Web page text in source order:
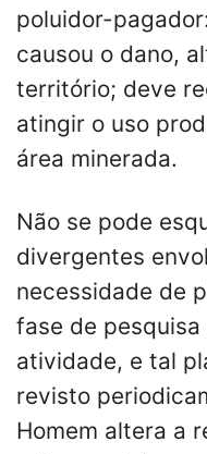
poluidor-
causou o dano,
território; deve
atingir o uso
área minerada.
Não se pode
divergentes
necessidade de
fase de
atividade, e tal
revisto
Homem altera a